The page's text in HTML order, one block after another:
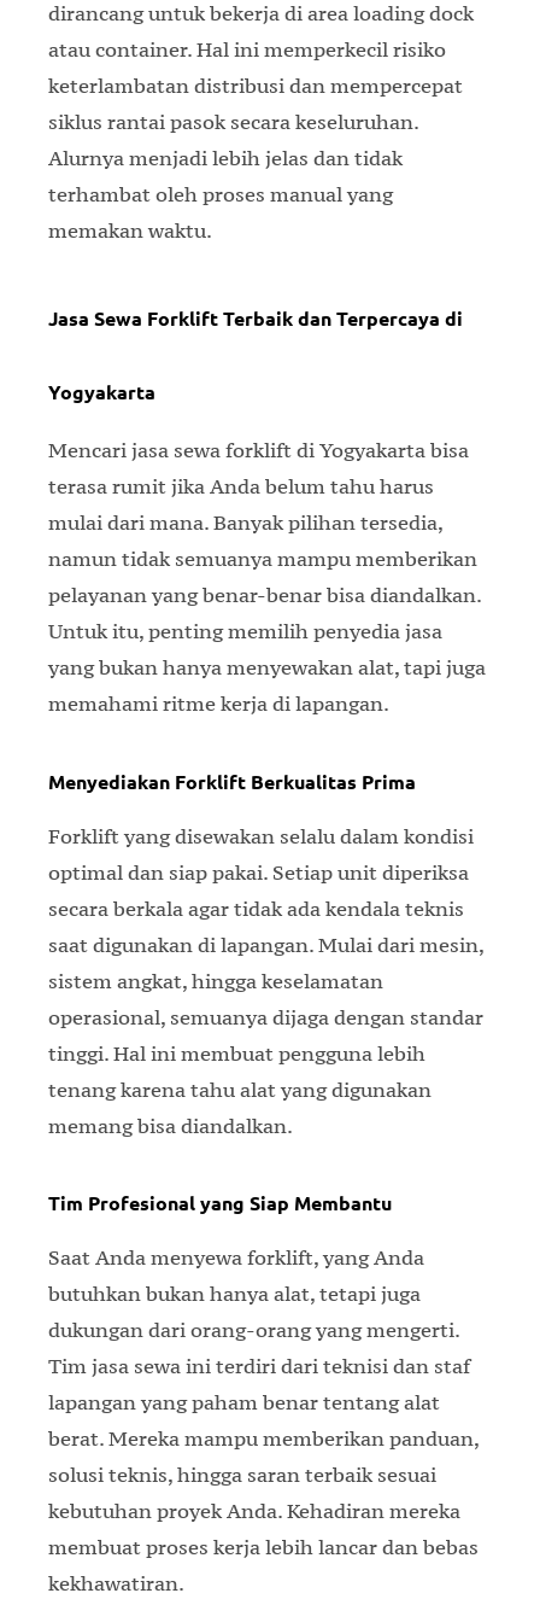
dirancang untuk bekerja di area loading dock
atau container. Hal ini memperkecil risiko
keterlambatan distribusi dan mempercepat
siklus rantai pasok secara keseluruhan.
Alurnya menjadi lebih jelas dan tidak
terhambat oleh proses manual yang
memakan waktu.
Jasa Sewa Forklift Terbaik dan Terpercaya di
Yogyakarta
Mencari jasa sewa forklift di Yogyakarta bisa
terasa rumit jika Anda belum tahu harus
mulai dari mana. Banyak pilihan tersedia,
namun tidak semuanya mampu memberikan
pelayanan yang benar-benar bisa diandalkan.
Untuk itu, penting memilih penyedia jasa
yang bukan hanya menyewakan alat, tapi juga
memahami ritme kerja di lapangan.
Menyediakan Forklift Berkualitas Prima
Forklift yang disewakan selalu dalam kondisi
optimal dan siap pakai. Setiap unit diperiksa
secara berkala agar tidak ada kendala teknis
saat digunakan di lapangan. Mulai dari mesin,
sistem angkat, hingga keselamatan
operasional, semuanya dijaga dengan standar
tinggi. Hal ini membuat pengguna lebih
tenang karena tahu alat yang digunakan
memang bisa diandalkan.
Tim Profesional yang Siap Membantu
Saat Anda menyewa forklift, yang Anda
butuhkan bukan hanya alat, tetapi juga
dukungan dari orang-orang yang mengerti.
Tim jasa sewa ini terdiri dari teknisi dan staf
lapangan yang paham benar tentang alat
berat. Mereka mampu memberikan panduan,
solusi teknis, hingga saran terbaik sesuai
kebutuhan proyek Anda. Kehadiran mereka
membuat proses kerja lebih lancar dan bebas
kekhawatiran.